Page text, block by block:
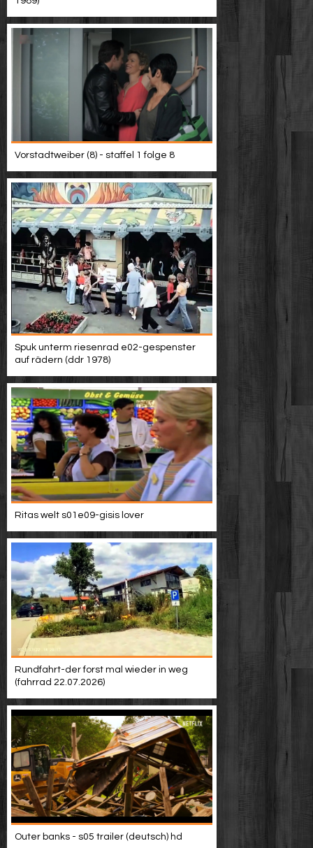
Vorstadtweiber (8) - staffel 1 folge 8
Spuk unterm riesenrad e02-gespenster
auf rädern (ddr 1978)
Ritas welt s01e09-gisis lover
Rundfahrt-der forst mal wieder in weg
(fahrrad 22.07.2026)
Outer banks - s05 trailer (deutsch) hd